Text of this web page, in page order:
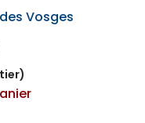
Vosges